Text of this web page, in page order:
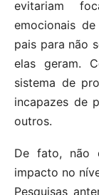
evitariam
emocionais
pais para não
elas geram.
sistema de
incapazes de
outros.
De fato, não
impacto no
Pesquisas